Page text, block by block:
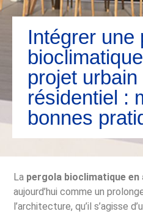
Intégrer une
projet urbain
résidentiel :
bonnes
La pergola bioclimatique en
aujourd’hui comme un
l’architecture, qu’il s’agisse